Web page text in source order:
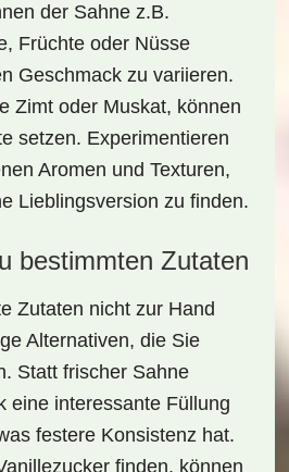
der Sahne z.B.
Früchte oder Nüsse
Geschmack zu variieren.
Zimt oder Muskat, können
setzen. Experimentieren
Aromen und Texturen,
Lieblingsversion zu finden.
bestimmten Zutaten
Zutaten nicht zur Hand
Alternativen, die Sie
Statt frischer Sahne
eine interessante Füllung
festere Konsistenz hat.
finden, können